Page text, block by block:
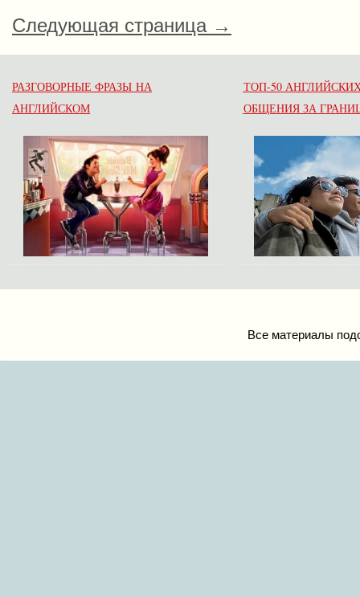
Следующая страница →
РАЗГОВОРНЫЕ ФРАЗЫ НА
АНГЛИЙСКОМ
ТОП-50
ОБЩЕНИЯ ЗА
Все материалы